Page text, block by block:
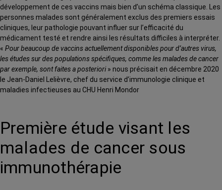
développement de ces vaccins mais bien d’un schéma classique. Les
personnes malades sont généralement exclus des premiers essais
cliniques, leur pathologie pouvant influer sur l’efficacité du
médicament testé et rendre ainsi les résultats difficiles à interpréter.
« Pour beaucoup de vaccins actuellement disponibles pour d’autres virus,
les études sur des populations spécifiques, comme les malades de cancer
par exemple, sont faites a posteriori » nous précisait en décembre 2020
le Jean-Daniel Lelièvre, chef du service d’immunologie clinique et
maladies infectieuses au CHU Henri Mondor
Première étude visant les
malades de cancer sous
immunothérapie